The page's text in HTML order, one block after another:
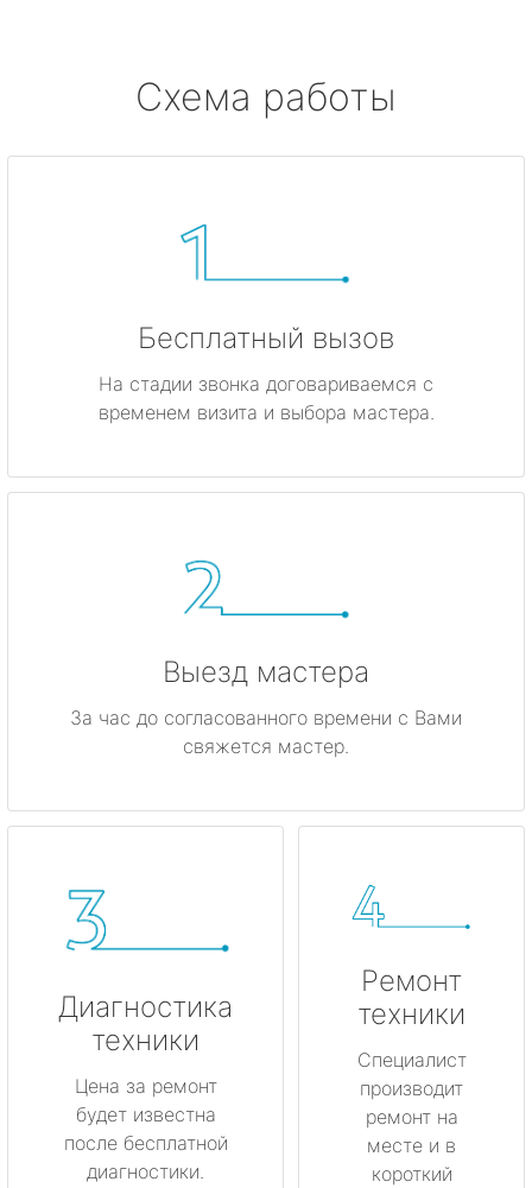
Схема работы
Бесплатный вызов
На стадии звонка договариваемся с
временем визита и выбора мастера.
Выезд мастера
За час до согласованного времени с Вами
свяжется мастер.
Диагностика
техники
Цена за ремонт
будет известна
после бесплатной
диагностики.
Ремонт
техники
Специалист
производит
ремонт на
месте и в
короткий